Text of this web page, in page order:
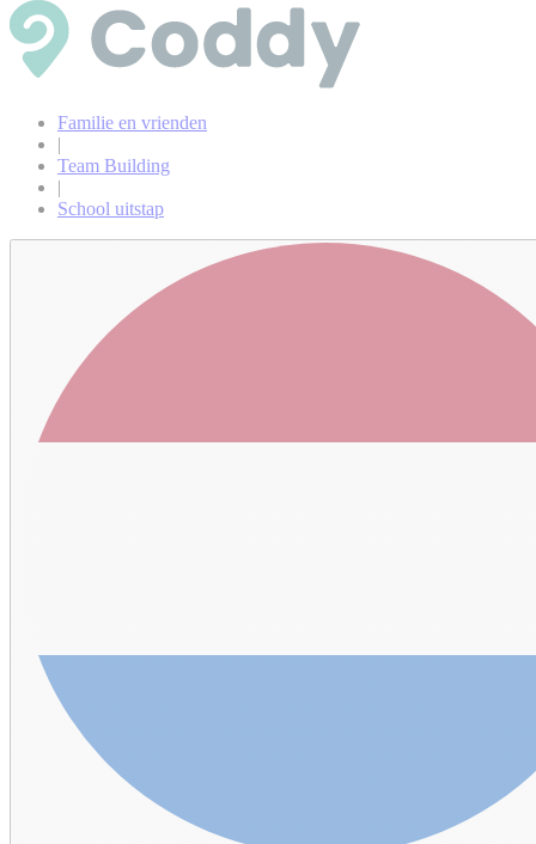
Familie en vrienden
|
Team Building
|
School uitstap